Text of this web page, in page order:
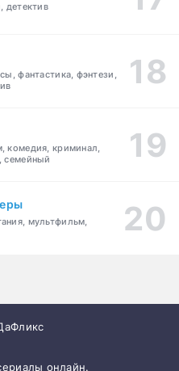
детектив
фантастика, фэнтези,
комедия, криминал,
семейный
мультфильм,
онлайн.